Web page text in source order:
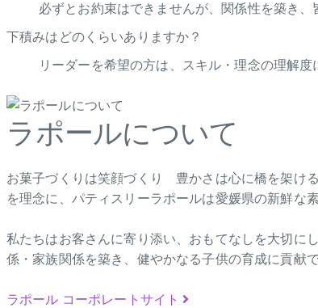
必ずとお約束はできませんが、関係性を築き
下積みはどのくらいありますか？
リーダーを希望の方は、スキル・理念の理解
ラポールについて
お菓子づくりは笑顔づくり 豊かさは心に橋を架ける
を理念に、パティスリーラポールは愛媛県の新鮮な
私たちはお客さんに寄り添い、おもてなしを大切に
係・家族関係を築き、健やかなる子供の育成に貢献
ラポール コーポレートサイト